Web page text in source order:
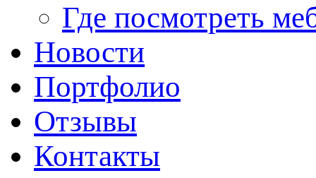
Где посмотреть
Новости
Портфолио
Отзывы
Контакты